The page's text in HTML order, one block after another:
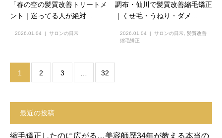
「春の空の髪質改善トリートメ
ント｜迷ってる人が絶対...
2026.01.04 サロンの日常
調布・仙川で髪質改善縮毛矯正
｜くせ毛・うねり・ダメ...
2026.01.04 サロンの日常
髪質改善
縮毛矯正
1 2 3 32
最近の投稿
縮毛矯正したのに広がる…美容師歴34年が教える本当の